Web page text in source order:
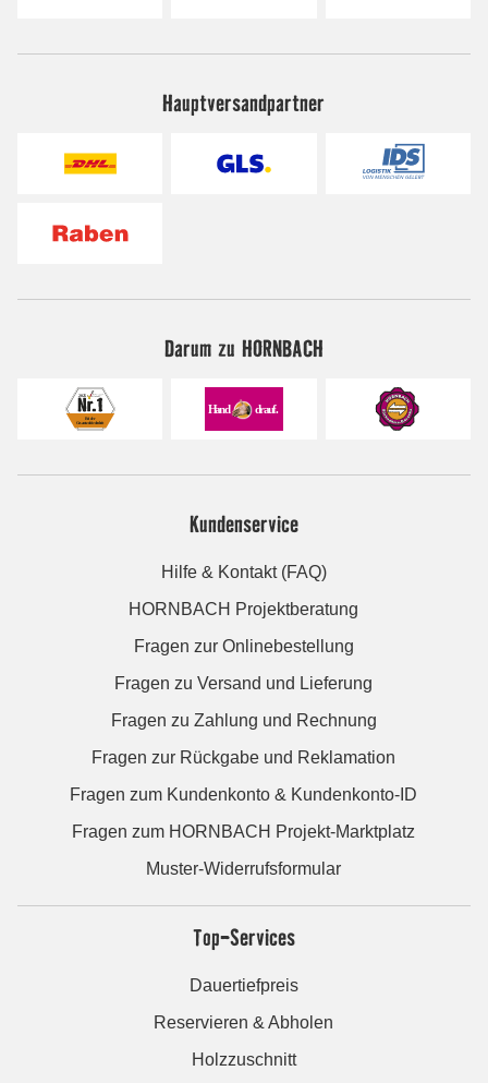
Hauptversandpartner
Darum zu HORNBACH
Kundenservice
Hilfe & Kontakt (FAQ)
HORNBACH Projektberatung
Fragen zur Onlinebestellung
Fragen zu Versand und Lieferung
Fragen zu Zahlung und Rechnung
Fragen zur Rückgabe und Reklamation
Fragen zum Kundenkonto & Kundenkonto-ID
Fragen zum HORNBACH Projekt-Marktplatz
Muster-Widerrufsformular
Top-Services
Dauertiefpreis
Reservieren & Abholen
Holzzuschnitt